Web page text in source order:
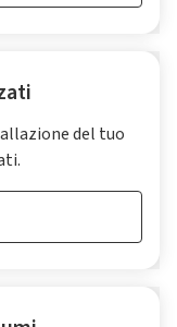
del tuo